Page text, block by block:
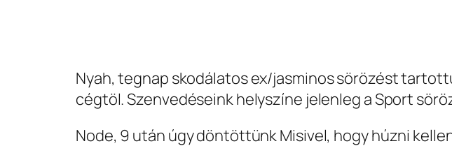
Nyah, tegnap skodálatos ex/jasminos sörözést
cégtöl. Szenvedéseink helyszíne jelenleg a Sport
Node, 9 után úgy döntöttünk Misivel, hogy húzni